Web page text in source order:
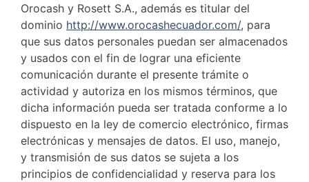
Orocash y Rosett S.A., además es titular del
dominio http://www.orocashecuador.com/, para
que sus datos personales puedan ser almacenados
y usados con el fin de lograr una eficiente
comunicación durante el presente trámite o
actividad y autoriza en los mismos términos, que
dicha información pueda ser tratada conforme a lo
dispuesto en la ley de comercio electrónico, firmas
electrónicas y mensajes de datos. El uso, manejo,
y transmisión de sus datos se sujeta a los
principios de confidencialidad y reserva para los